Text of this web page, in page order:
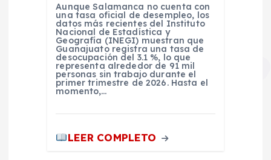
Aunque Salamanca no cuenta con
una tasa oficial de desempleo, los
datos más recientes del Instituto
Nacional de Estadística y
Geografía (INEGI) muestran que
Guanajuato registra una tasa de
desocupación del 3.1 %, lo que
representa alrededor de 91 mil
personas sin trabajo durante el
primer trimestre de 2026. Hasta el
momento,…
LEER COMPLETO